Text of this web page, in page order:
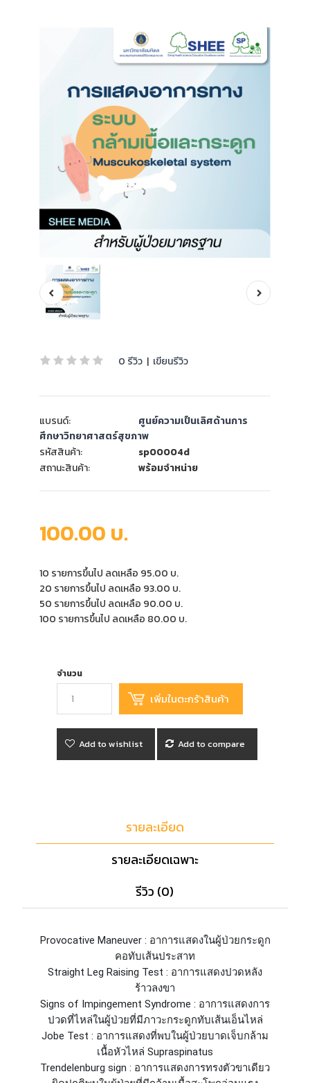
0 รีวิว | เขียนรีวิว
แบรนด์:
ศูนย์ความเป็นเลิศด้านการ
ศึกษาวิทยาศาสตร์สุขภาพ
รหัสสินค้า:
sp00004d
สถานะสินค้า:
พร้อมจำหน่าย
100.00 บ.
10 รายการขึ้นไป ลดเหลือ 95.00 บ.
20 รายการขึ้นไป ลดเหลือ 93.00 บ.
50 รายการขึ้นไป ลดเหลือ 90.00 บ.
100 รายการขึ้นไป ลดเหลือ 80.00 บ.
จำนวน
Add to wishlist Add to compare
รายละเอียด
รายละเอียดเฉพาะ
รีวิว (0)
Provocative Maneuver : อาการแสดงในผู้ป่วยกระดูก
คอทับเส้นประสาท
Straight Leg Raising Test : อาการแสดงปวดหลัง
ร้าวลงขา
Signs of Impingement Syndrome : อาการแสดงการ
ปวดที่ไหล่ในผู้ป่วยที่มีภาวะกระดูกทับเส้นเอ็นไหล่
Jobe Test : อาการแสดงที่พบในผู้ป่วยบาดเจ็บกล้าม
เนื้อหัวไหล่ Supraspinatus
Trendelenburg sign : อาการแสดงการทรงตัวขาเดียว